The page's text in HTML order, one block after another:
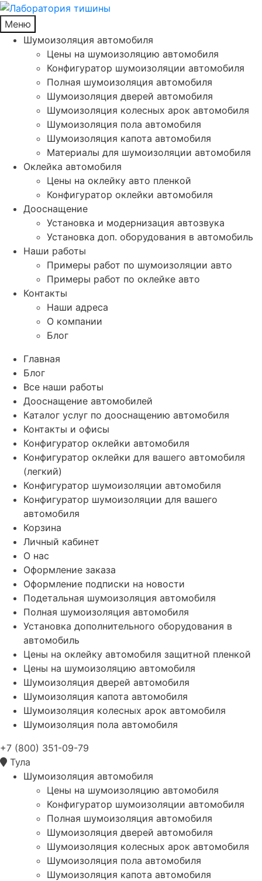
Меню
Шумоизоляция автомобиля
Цены на шумоизоляцию автомобиля
Конфигуратор шумоизоляции автомобиля
Полная шумоизоляция автомобиля
Шумоизоляция дверей автомобиля
Шумоизоляция колесных арок автомобиля
Шумоизоляция пола автомобиля
Шумоизоляция капота автомобиля
Материалы для шумоизоляции автомобиля
Оклейка автомобиля
Цены на оклейку авто пленкой
Конфигуратор оклейки автомобиля
Дооснащение
Установка и модернизация автозвука
Установка доп. оборудования в автомобиль
Наши работы
Примеры работ по шумоизоляции авто
Примеры работ по оклейке авто
Контакты
Наши адреса
О компании
Блог
Главная
Блог
Все наши работы
Дооснащение автомобилей
Каталог услуг по дооснащению автомобиля
Контакты и офисы
Конфигуратор оклейки автомобиля
Конфигуратор оклейки для вашего автомобиля
(легкий)
Конфигуратор шумоизоляции автомобиля
Конфигуратор шумоизоляции для вашего
автомобиля
Корзина
Личный кабинет
О нас
Оформление заказа
Оформление подписки на новости
Подетальная шумоизоляция автомобиля
Полная шумоизоляция автомобиля
Установка дополнительного оборудования в
автомобиль
Цены на оклейку автомобиля защитной пленкой
Цены на шумоизоляцию автомобиля
Шумоизоляция дверей автомобиля
Шумоизоляция капота автомобиля
Шумоизоляция колесных арок автомобиля
Шумоизоляция пола автомобиля
+7 (800) 351-09-79
Тула
Шумоизоляция автомобиля
Цены на шумоизоляцию автомобиля
Конфигуратор шумоизоляции автомобиля
Полная шумоизоляция автомобиля
Шумоизоляция дверей автомобиля
Шумоизоляция колесных арок автомобиля
Шумоизоляция пола автомобиля
Шумоизоляция капота автомобиля